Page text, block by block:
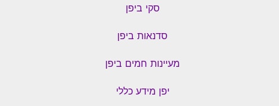
סקי ביפן
סדנאות ביפן
מעיינות חמים ביפן
יפן מידע כללי